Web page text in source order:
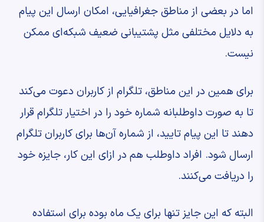
اما در بعضی از مناطق جغرافیایی، امکان ارسال این پیام
به دلایل مختلفی مثل پشتیبانی ضعیف شبکه‌ای ممکن
نیست.
برای همین در این مناطق، تلگرام از کاربران دعوت می‌کند
تا به صورت داوطلبانه شماره خود را در اختیار تلگرام قرار
دهند تا این پیام تایید، از شماره آن‌ها برای کاربران تلگرام
ارسال شود. افراد داوطلب هم در ازای این کار، جایزه خود
را دریافت می‌کنند.
البته که این جایز تنها برای یک ماه بوده برای استفاده